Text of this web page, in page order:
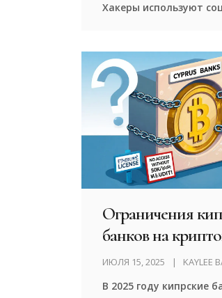
Хакеры используют
обойти санкции. Это
- это государственная
Ограничения
банков на
транзакции: что
в 2025 году
ИЮЛЯ 15, 2025 KAYLEE
В 2025 году кипрские